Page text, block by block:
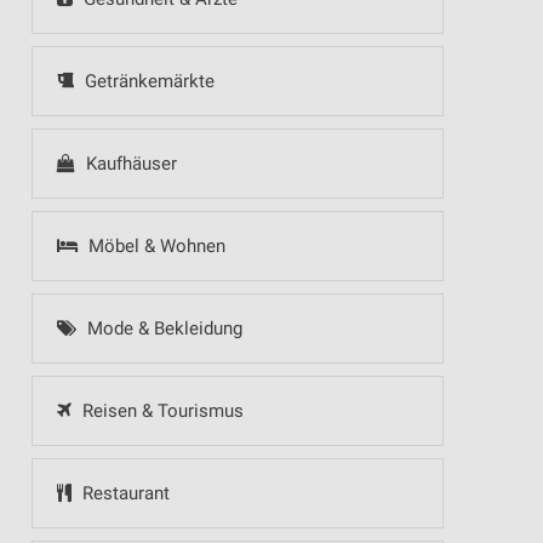
Getränkemärkte
Kaufhäuser
Möbel & Wohnen
Mode & Bekleidung
Reisen & Tourismus
Restaurant